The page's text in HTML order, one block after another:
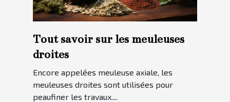
Tout savoir sur les meuleuses
droites
Encore appelées meuleuse axiale, les
meuleuses droites sont utilisées pour
peaufiner les travaux....